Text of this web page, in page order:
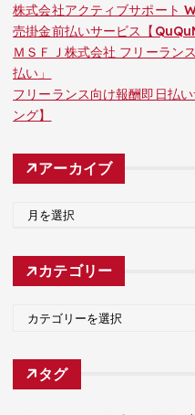
株式会社アクティブサポート
売掛金前払いサービス【
ＭＳＦＪ株式会社 フリーラン
払い」
フリーランス向け報酬即日払
ング】
アーカイブ
カ
カテゴリー
ゴ
タグ